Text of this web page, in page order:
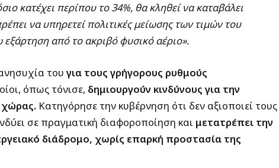
κατέχει περίπου το 34%, θα κληθεί να καταβάλει
να υπηρετεί πολιτικές μείωσης των τιμών του
εξάρτηση από το ακριβό φυσικό αέριο».
του για τους γρήγορους ρυθμούς
όπως τόνισε, δημιουργούν κινδύνους για την
χώρας.Κατηγόρησε την κυβέρνηση ότι δεν αξιοποιεί τους
σε πραγματική διαφοροποίηση και μετατρέπει την
διάδρομο, χωρίς επαρκή προστασία της